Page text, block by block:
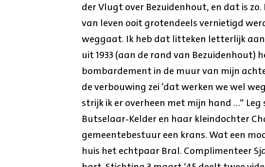
der Vlugt over Bezuidenhout, en dat is
van leven ooit grotendeels vernietigd
weggaat. Ik heb dat litteken letterlijk
uit 1933 (aan de rand van Bezuidenhout)
bombardement in de muur van mijn
de verbouwing zei ‘dat werken we wel
strijk ik er overheen met mijn hand …”
Butselaar‑Kelder en haar kleindochter
gemeentebestuur een krans. Wat een
huis het echtpaar Bral. Complimenteer